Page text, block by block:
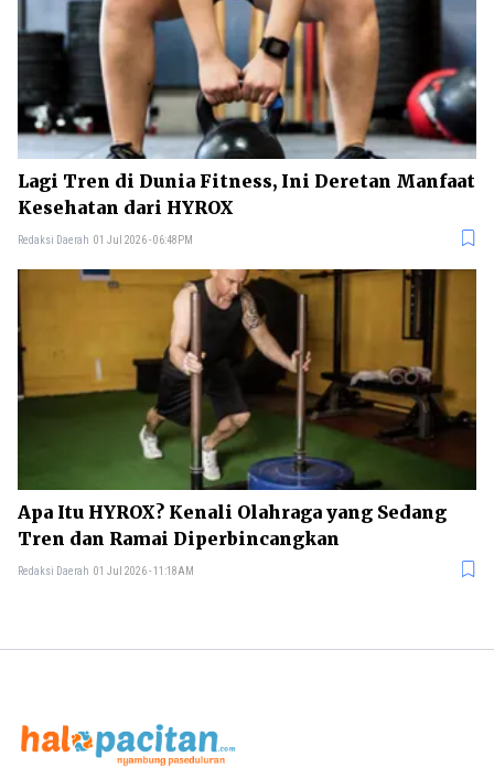
Lagi Tren di Dunia Fitness, Ini Deretan Manfaat
Kesehatan dari HYROX
Redaksi Daerah 01 Jul 2026 - 06:48PM
Apa Itu HYROX? Kenali Olahraga yang Sedang
Tren dan Ramai Diperbincangkan
Redaksi Daerah 01 Jul 2026 - 11:18AM